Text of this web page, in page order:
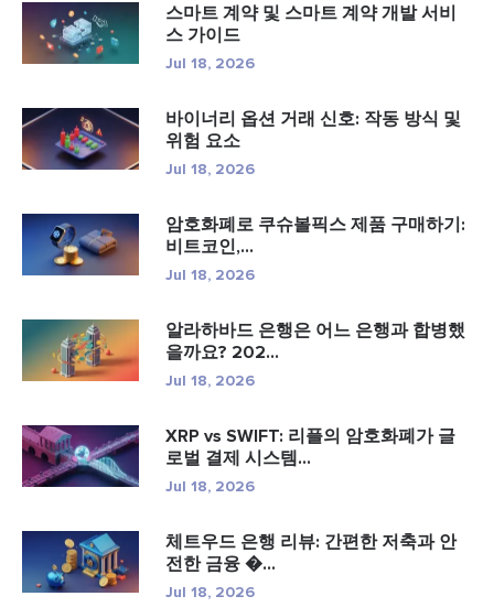
스마트 계약 및 스마트 계약 개발 서비
스 가이드
Jul 18, 2026
바이너리 옵션 거래 신호: 작동 방식 및
위험 요소
Jul 18, 2026
암호화폐로 쿠슈볼픽스 제품 구매하기:
비트코인,...
Jul 18, 2026
알라하바드 은행은 어느 은행과 합병했
을까요? 202...
Jul 18, 2026
XRP vs SWIFT: 리플의 암호화폐가 글
로벌 결제 시스템...
Jul 18, 2026
체트우드 은행 리뷰: 간편한 저축과 안
전한 금융 �...
Jul 18, 2026